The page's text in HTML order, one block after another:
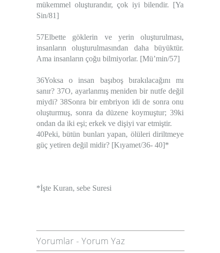
mükemmel oluşturandır, çok iyi bilendir. [Ya
Sin/81]
57Elbette göklerin ve yerin oluşturulması,
insanların oluşturulmasından daha büyüktür.
Ama insanların çoğu bilmiyorlar. [Mü’min/57]
36Yoksa o insan başıboş bırakılacağını mı
sanır? 37O, ayarlanmış meniden bir nutfe değil
miydi? 38Sonra bir embriyon idi de sonra onu
oluşturmuş, sonra da düzene koymuştur; 39ki
ondan da iki eşi; erkek ve dişiyi var etmiştir.
40Peki, bütün bunları yapan, ölüleri diriltmeye
güç yetiren değil midir? [Kıyamet/36- 40]*
*İşte Kuran, sebe Suresi
Yorumlar - Yorum Yaz